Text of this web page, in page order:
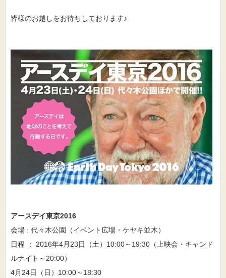
皆様のお越しをお待ちしております♪
アースデイ東京2016
会場 : 代々木公園（イベント広場・ケヤキ並木）
日程 ： 2016年4月23日（土）10:00～19:30（上映会・キャンド
ルナイト～20:00）
4月24日（日）10:00～18:30